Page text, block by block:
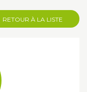
RETOUR À LA LISTE